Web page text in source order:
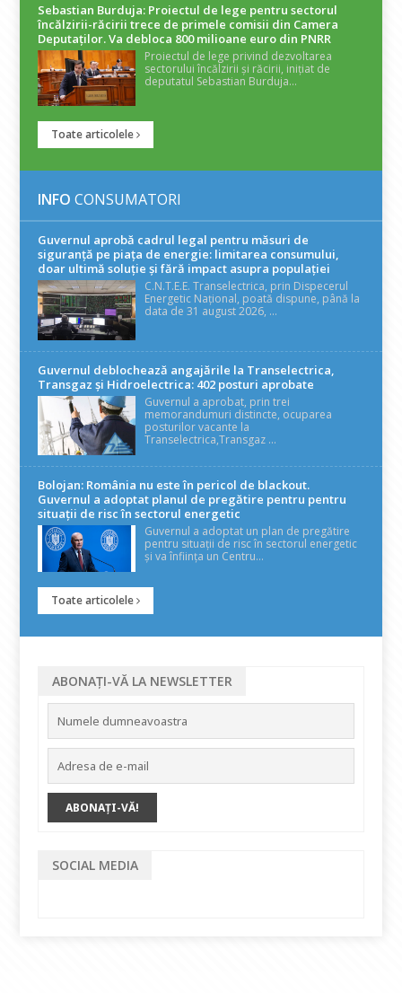
Sebastian Burduja: Proiectul de lege pentru sectorul
încălzirii-răcirii trece de primele comisii din Camera
Deputaților. Va debloca 800 milioane euro din PNRR
Proiectul de lege privind dezvoltarea
sectorului încălzirii și răcirii, inițiat de
deputatul Sebastian Burduja...
Toate articolele
INFO CONSUMATORI
Guvernul aprobă cadrul legal pentru măsuri de
siguranță pe piața de energie: limitarea consumului,
doar ultimă soluție și fără impact asupra populației
C.N.T.E.E. Transelectrica, prin Dispecerul
Energetic Național, poată dispune, până la
data de 31 august 2026, ...
Guvernul deblochează angajările la Transelectrica,
Transgaz și Hidroelectrica: 402 posturi aprobate
Guvernul a aprobat, prin trei
memorandumuri distincte, ocuparea
posturilor vacante la
Transelectrica,Transgaz ...
Bolojan: România nu este în pericol de blackout.
Guvernul a adoptat planul de pregătire pentru pentru
situații de risc în sectorul energetic
Guvernul a adoptat un plan de pregătire
pentru situații de risc în sectorul energetic
și va înființa un Centru...
Toate articolele
ABONAȚI-VĂ LA NEWSLETTER
SOCIAL MEDIA